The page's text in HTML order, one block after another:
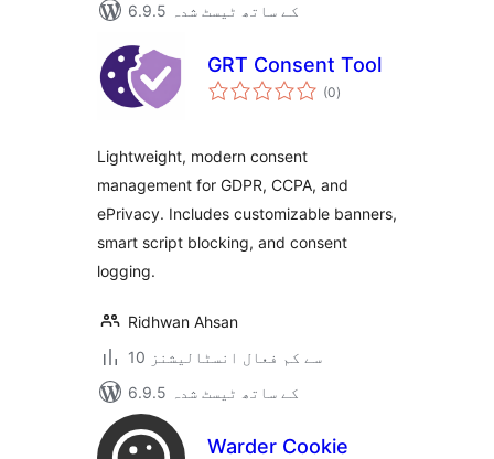
6.9.5 کے ساتھ ٹیسٹ شدہ
GRT Consent Tool
(0مجموعی
درجہ
)
Lightweight, modern consent
management for GDPR, CCPA, and
ePrivacy. Includes customizable banners,
smart script blocking, and consent
logging.
Ridhwan Ahsan
10 سے کم فعال انسٹالیشنز
6.9.5 کے ساتھ ٹیسٹ شدہ
Warder Cookie